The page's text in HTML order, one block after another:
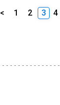
< 1 2 3 4